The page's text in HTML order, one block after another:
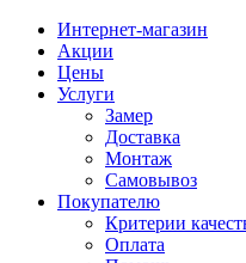
Интернет-магазин
Акции
Цены
Услуги
Замер
Доставка
Монтаж
Самовывоз
Покупателю
Критерии
Оплата